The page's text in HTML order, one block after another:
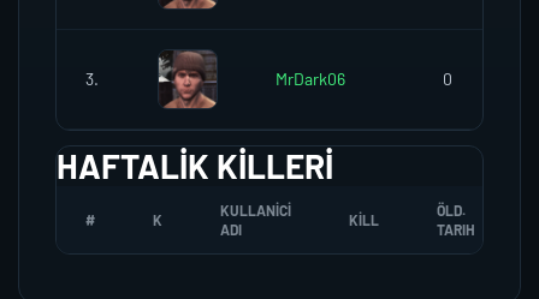
3. MrDark06 0
HAFTALIK KILLERI
# K
KULLANICI
ADI
KILL
ÖLD.
TARIH